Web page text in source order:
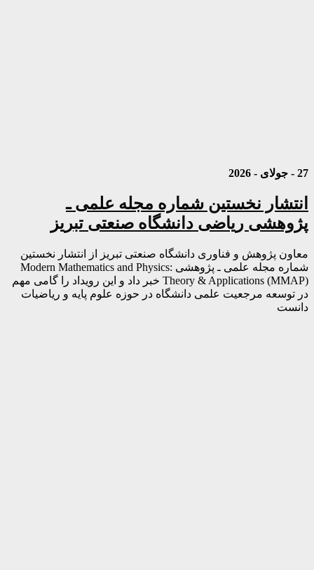
27 - جولای - 2026
انتشار نخستین شماره مجله علمی ـ
پژوهشی ریاضی دانشگاه صنعتی تبریز
معاون پژوهش و فناوری دانشگاه صنعتی تبریز از انتشار نخستین
شماره مجله علمی ـ پژوهشی Modern Mathematics and Physics:
Theory & Applications (MMAP) خبر داد و این رویداد را گامی مهم
در توسعه مرجعیت علمی دانشگاه در حوزه علوم پایه و ریاضیات
دانست